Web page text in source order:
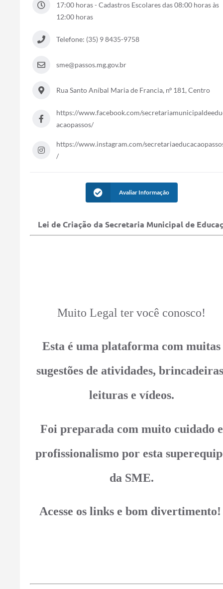
17:00 horas - Cadastros Escolares das 08:00 horas às
12:00 horas
Telefone: (35) 9 8435-9758
sme@passos.mg.gov.br
Rua Santo Aníbal Maria de Francia, nº 181, Centro
https://www.facebook.com/
acaopassos/
https://www.instagram.com/
/
Avaliar Informação
Lei de Criação da Secretaria Municipal de
Muito Legal ter você conosco!
Esta é uma plataforma com muitas
sugestões de atividades,
leituras e vídeos.
Foi preparada com muito cuidado e
profissionalismo por esta
da SME.
Acesse os links e bom